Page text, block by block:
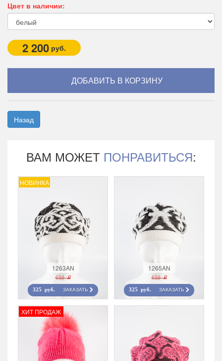
Цвет в наличии:
2 200 руб.
Назад
ВАМ МОЖЕТ ПОНРАВИТЬСЯ:
НОВИНКА
1263AN
650 r
325 руб. ЗАКАЗАТЬ
1265AN
650 r
325 руб. ЗАКАЗАТЬ
ХИТ ПРОДАЖ